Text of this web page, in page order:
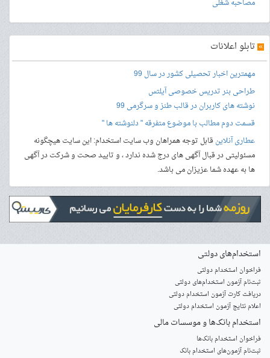
مصاحبه شغلی
» تابلو اعلانات
مهمترین اخبار تحصیلی کشور در سال 99
طراحی بنرتدریس خصوصی آیلتس
نوشته های کاربران در قالب طنز و سرگرمی 99
قسمت دوم مطالب با موضوع متفرقه " دلنوشته ها "
عطاری آنلاینقابل توجه همراهان وب سایت استخدام: این سایت هیچگونه
مسئولیتی در قبال آگهی های درج شده ندارد ، و تایید صحت و شرکت در آگهی
ها به عهده شما عزیزان می باشد.
استخدام‌های دولتی
فراخوان استخدام دولتی
ثبت‌نام آزمون‌ استخدام‌های دولتی
دریافت کارت آزمون استخدام دولتی
اعلام نتایج آزمون استخدام دولتی
استخدام‌ بانک‌ها و موسسات مالی
فراخوان استخدام بانک‌ها
‌ثبت‌نام آزمون‌های استخدام بانک